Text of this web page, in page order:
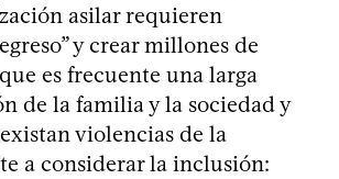
asilar requieren
y crear millones de
es frecuente una larga
de la familia y la sociedad y
violencias de la
a considerar la inclusión: